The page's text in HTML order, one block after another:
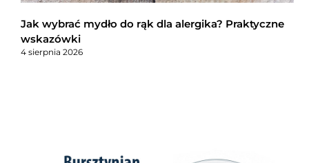
Jak wybrać mydło do rąk dla alergika? Praktyczne
wskazówki
4 sierpnia 2026